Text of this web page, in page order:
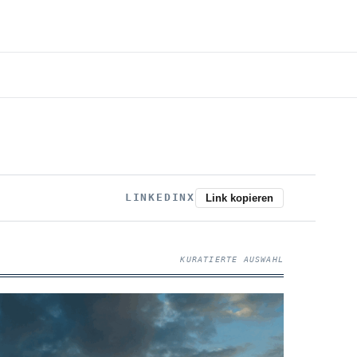
LINKEDINX Link kopieren
KURATIERTE AUSWAHL